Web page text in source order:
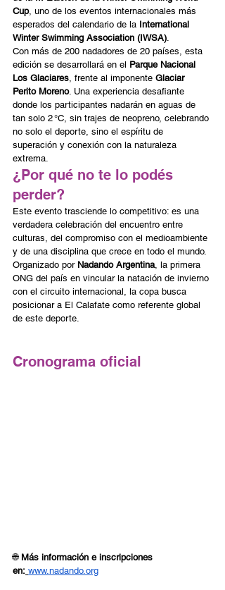
Cup, uno de los eventos internacionales más
esperados del calendario de la International
Winter Swimming Association (IWSA).
Con más de 200 nadadores de 20 países, esta
edición se desarrollará en el Parque Nacional
Los Glaciares, frente al imponente Glaciar
Perito Moreno. Una experiencia desafiante
donde los participantes nadarán en aguas de
tan solo 2 °C, sin trajes de neopreno, celebrando
no solo el deporte, sino el espíritu de
superación y conexión con la naturaleza
extrema.
¿Por qué no te lo podés
perder?
Este evento trasciende lo competitivo: es una
verdadera celebración del encuentro entre
culturas, del compromiso con el medioambiente
y de una disciplina que crece en todo el mundo.
Organizado por Nadando Argentina, la primera
ONG del país en vincular la natación de invierno
con el circuito internacional, la copa busca
posicionar a El Calafate como referente global
de este deporte.
Cronograma oficial
🌐 Más información e inscripciones
en: www.nadando.org